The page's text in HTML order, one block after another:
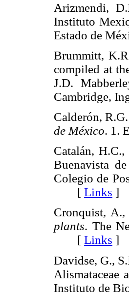
Arizmendi,
Instituto
Estado de
Brummitt,
compiled at
J.D.
Cambridge,
Calderón,
de México. 1.
Catalán,
Buenavista
Colegio de
[ Links ]
Cronquist, A.,
plants. The
[ Links ]
Davidse, G.,
Alismataceae
Instituto de